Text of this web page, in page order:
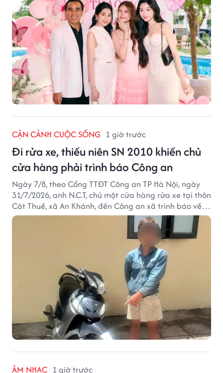
CẬN CẢNH CUỘC SỐNG 1 giờ trước
Đi rửa xe, thiếu niên SN 2010 khiến chủ
cửa hàng phải trình báo Công an
Ngày 7/8, theo Cổng TTĐT Công an TP Hà Nội, ngày
31/7/2026, anh N.C.T, chủ một cửa hàng rửa xe tại thôn
Cát Thuế, xã An Khánh, đến Công an xã trình báo về
việc bị mất trộm chiếc xe máy Honda Wave. Trong cốp
xe còn có nhiều giấy tờ cá nhân và khoảng 1,2 triệu
ÂM NHẠC 1 giờ trước